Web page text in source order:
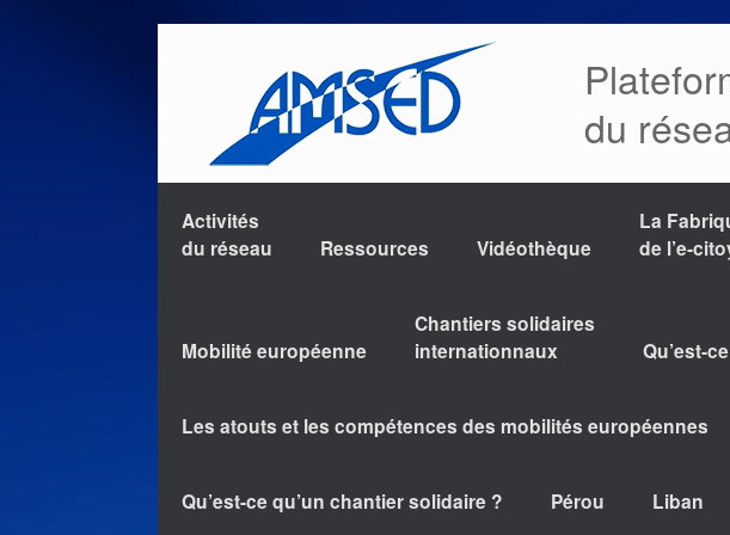
du
Activités
du réseau
Ressources Vidéothèque
La
de l’e-
Mobilité européenne
Chantiers solidaires
internationnaux
Qu’est-
Les atouts et les compétences des mobilités européennes
Qu’est-ce qu’un chantier solidaire ? Pérou Liban